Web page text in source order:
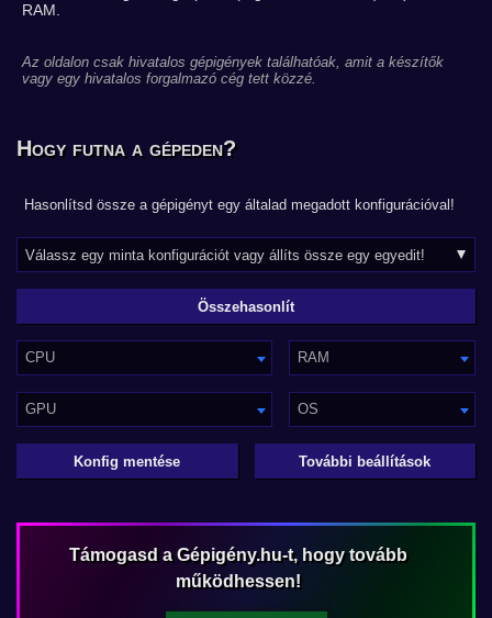
RAM.
Az oldalon csak hivatalos gépigények találhatóak, amit a készítők
vagy egy hivatalos forgalmazó cég tett közzé.
Hogy futna a gépeden?
Hasonlítsd össze a gépigényt egy általad megadott konfigurációval!
CPU RAM
GPU OS
Konfig mentése További beállítások
Támogasd a Gépigény.hu-t, hogy tovább
működhessen!